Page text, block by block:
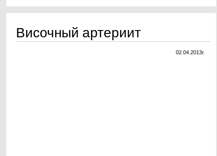
Височный артериит
02.04.2013г.